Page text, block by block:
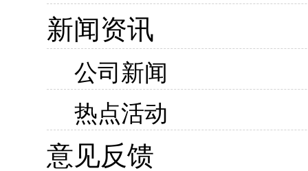
新闻资讯
公司新闻
热点活动
意见反馈